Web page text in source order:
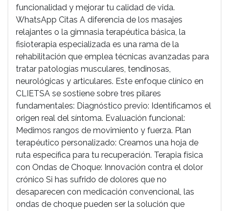
funcionalidad y mejorar tu calidad de vida.
WhatsApp Citas A diferencia de los masajes
relajantes o la gimnasia terapéutica básica, la
fisioterapia especializada es una rama de la
rehabilitación que emplea técnicas avanzadas para
tratar patologías musculares, tendinosas,
neurológicas y articulares. Este enfoque clínico en
CLIETSA se sostiene sobre tres pilares
fundamentales: Diagnóstico previo: Identificamos el
origen real del síntoma. Evaluación funcional:
Medimos rangos de movimiento y fuerza. Plan
terapéutico personalizado: Creamos una hoja de
ruta específica para tu recuperación. Terapia física
con Ondas de Choque: Innovación contra el dolor
crónico Si has sufrido de dolores que no
desaparecen con medicación convencional, las
ondas de choque pueden ser la solución que